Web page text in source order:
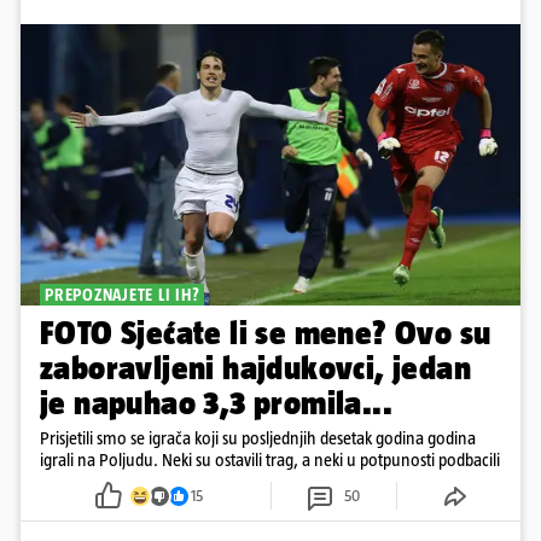
PREPOZNAJETE LI IH?
FOTO Sjećate li se mene? Ovo su
zaboravljeni hajdukovci, jedan
je napuhao 3,3 promila...
Prisjetili smo se igrača koji su posljednjih desetak godina godina
igrali na Poljudu. Neki su ostavili trag, a neki u potpunosti podbacili
15 50